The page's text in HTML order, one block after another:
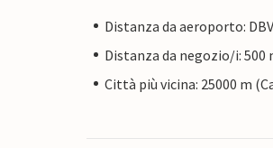
Distanza da aeroporto:
Distanza da negozio/i: 500
Città più vicina: 25000 m